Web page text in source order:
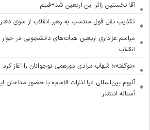
آقا نخستین زائر این اربعین شد+فیلم
تکذیب نقل قول منتسب به رهبر انقلاب از سوی دفتر
مراسم عزاداری اربعین هیأت‌های دانشجویی در
انقلاب
«نوگفته»؛ شهاب مرادی دورهمی نوجوانان را آغاز کرد
آلبوم بین‌المللی «یا لثارات الامام» با حضور مداحان
آستانه انتشار